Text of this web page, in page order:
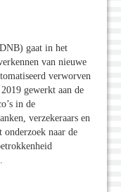
gaat in het
van nieuwe
verworven
gewerkt aan de
in de
verzekeraars en
onderzoek naar de